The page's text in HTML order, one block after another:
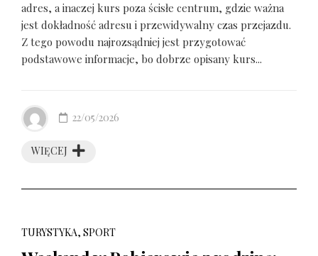
adres, a inaczej kurs poza ścisłe centrum, gdzie ważna
jest dokładność adresu i przewidywalny czas przejazdu.
Z tego powodu najrozsądniej jest przygotować
podstawowe informacje, bo dobrze opisany kurs...
WIĘCEJ
22/05/2026
TURYSTYKA, SPORT